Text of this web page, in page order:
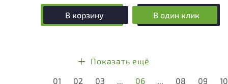
В корзину В один клик
Показать ещё
01 02 03 ... 06 ... 08 09 10